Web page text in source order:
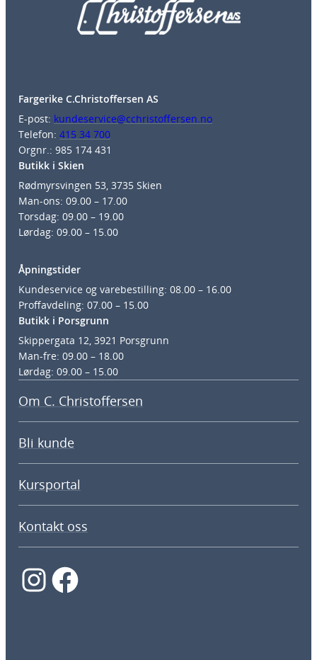
Fargerike C.Christoffersen AS
E-post: kundeservice@cchristoffersen.no
Telefon: 415 34 700
Orgnr.: 985 174 431
Butikk i Skien
Rødmyrsvingen 53, 3735 Skien
Man-ons: 09.00 – 17.00
Torsdag: 09.00 – 19.00
Lørdag: 09.00 – 15.00
Åpningstider
Kundeservice og varebestilling: 08.00 – 16.00
Proffavdeling: 07.00 – 15.00
Butikk i Porsgrunn
Skippergata 12, 3921 Porsgrunn
Man-fre: 09.00 – 18.00
Lørdag: 09.00 – 15.00
Om C. Christoffersen
Bli kunde
Kursportal
Kontakt oss
InstagramFacebook